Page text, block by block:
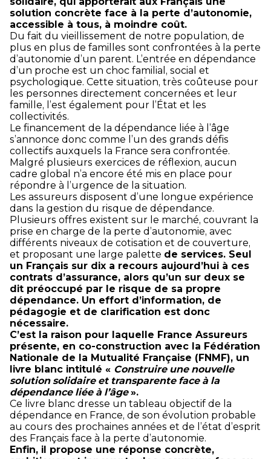
solution concrète face à la perte d’autonomie,
accessible à tous, à moindre coût.
Du fait du vieillissement de notre population, de
plus en plus de familles sont confrontées à la perte
d’autonomie d’un parent. L’entrée en dépendance
d’un proche est un choc familial, social et
psychologique. Cette situation, très coûteuse pour
les personnes directement concernées et leur
famille, l’est également pour l’État et les
collectivités.
Le financement de la dépendance liée à l’âge
s’annonce donc comme l’un des grands défis
collectifs auxquels la France sera confrontée.
Malgré plusieurs exercices de réflexion, aucun
cadre global n’a encore été mis en place pour
répondre à l’urgence de la situation.
Les assureurs disposent d’une longue expérience
dans la gestion du risque de dépendance.
Plusieurs offres existent sur le marché, couvrant la
prise en charge de la perte d’autonomie, avec
différents niveaux de cotisation et de couverture,
et proposant une large palette de services. Seul
un Français sur dix a recours aujourd’hui à ces
contrats d’assurance, alors qu’un sur deux se
dit préoccupé par le risque de sa propre
dépendance. Un effort d’information, de
pédagogie et de clarification est donc
nécessaire.
C’est la raison pour laquelle France Assureurs
présente, en co-construction avec la Fédération
Nationale de la Mutualité Française (FNMF), un
livre blanc intitulé « Construire une nouvelle
solution solidaire et transparente face à la
dépendance liée à l’âge».
Ce livre blanc dresse un tableau objectif de la
dépendance en France, de son évolution probable
au cours des prochaines années et de l’état d’esprit
des Français face à la perte d’autonomie.
Enfin, il propose une réponse concrète,